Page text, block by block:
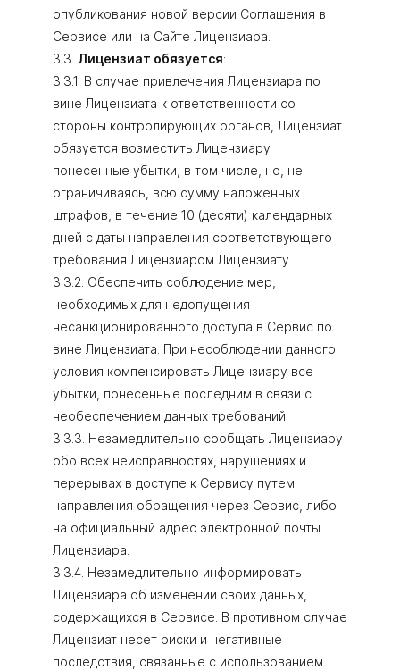
опубликования новой версии Соглашения в
Сервисе или на Сайте Лицензиара.
3.3. Лицензиат обязуется:
3.3.1. В случае привлечения Лицензиара по
вине Лицензиата к ответственности со
стороны контролирующих органов, Лицензиат
обязуется возместить Лицензиару
понесенные убытки, в том числе, но, не
ограничиваясь, всю сумму наложенных
штрафов, в течение 10 (десяти) календарных
дней с даты направления соответствующего
требования Лицензиаром Лицензиату.
3.3.2. Обеспечить соблюдение мер,
необходимых для недопущения
несанкционированного доступа в Сервис по
вине Лицензиата. При несоблюдении данного
условия компенсировать Лицензиару все
убытки, понесенные последним в связи с
необеспечением данных требований.
3.3.3. Незамедлительно сообщать Лицензиару
обо всех неисправностях, нарушениях и
перерывах в доступе к Сервису путем
направления обращения через Сервис, либо
на официальный адрес электронной почты
Лицензиара.
3.3.4. Незамедлительно информировать
Лицензиара об изменении своих данных,
содержащихся в Сервисе. В противном случае
Лицензиат несет риски и негативные
последствия, связанные с использованием